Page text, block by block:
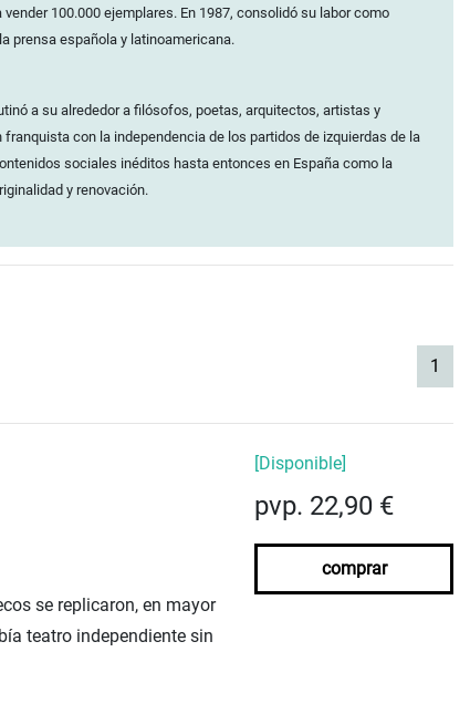
100.000 ejemplares. En 1987, consolidó su labor como
prensa española y latinoamericana.
a su alrededor a filósofos, poetas, arquitectos, artistas y
con la independencia de los partidos de izquierdas de la
sociales inéditos hasta entonces en España como la
y renovación.
1
se replicaron, en mayor
teatro independiente sin
[Disponible]
pvp. 22,90 €
comprar